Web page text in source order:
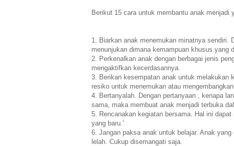
Berikut 15 cara untuk membantu anak menjadi
1. Biarkan anak menemukan minatnya sendiri.
menunjukan dimana kemampuan khusus yang
2. Perkenalkan anak dengan berbagai jenis
mengaktifkan kecerdasannya.
3. Berikan kesempatan anak untuk melakukan
resiko untuk menemukan atau
4. Bertanyalah. Dengan pertanyaan , kenapa
sama, maka membuat anak menjadi terbuka
5. Rencanakan kegiatan bersama. Hal ini
yang baru.'
6. Jangan paksa anak untuk belajar. Anak
lelah. Cukup disemangati saja.